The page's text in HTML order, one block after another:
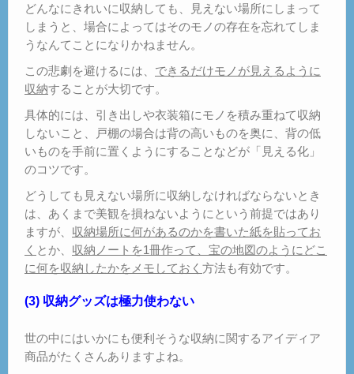
どんなにきれいに収納しても、見えない場所にしまって
しまうと、場合によってはそのモノの存在を忘れてしま
うなんてことになりかねません。
この悲劇を避けるには、 できるだけモノが見えるように
収納することが大切です。
具体的には、引き出しや衣装箱にモノを積み重ねて収納
しないこと、戸棚の場合は背の高いものを奥に、背の低
いものを手前に置くようにすることなどが「見える化」
のコツです。
どうしても見えない場所に収納しなければならないとき
は、あくまで美観を損ねないようにという前提ではあり
ますが、 収納場所に何があるのかを書いた紙を貼ってお
く とか、 収納ノートを1冊作って、宝の地図のようにどこ
に何を収納したかをメモしておく 方法も有効です。
(3) 収納グッズは極力使わない
世の中にはいかにも便利そうな収納に関するアイディア
商品がたくさんありますよね。